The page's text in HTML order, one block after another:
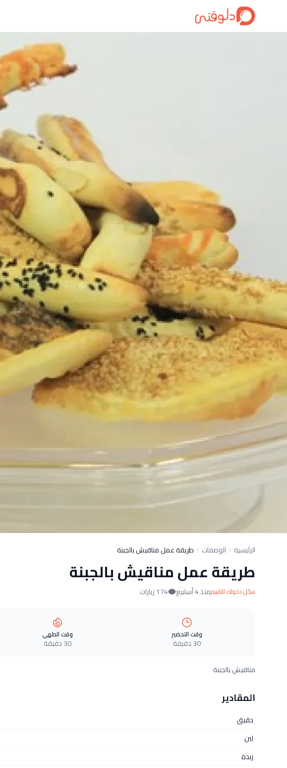
الرئيسية الوصفات طريقة عمل مناقيش بالجبنة
طريقة عمل مناقيش بالجبنة
سجّل دخولك للتقييممنذ 4 أسابيع 174 زيارات
وقت التحضير
30 دقيقة
وقت الطهي
30 دقيقة
مناقيش بالجبنة
المقادير
دقيق
لبن
زبدة